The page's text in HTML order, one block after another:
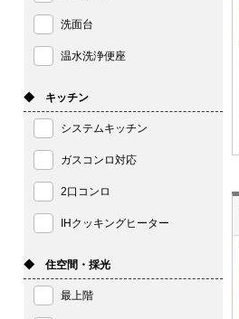
洗面台
温水洗浄便座
◆ キッチン
システムキッチン
ガスコンロ対応
2口コンロ
IHクッキングヒーター
◆ 住空間・採光
最上階